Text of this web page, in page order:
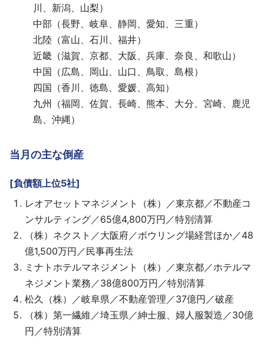
川、新潟、山梨）
中部（長野、岐阜、静岡、愛知、三重）
北陸（富山、石川、福井）
近畿（滋賀、京都、大阪、兵庫、奈良、和歌山）
中国（広島、岡山、山口、鳥取、島根）
四国（香川、徳島、愛媛、高知）
九州（福岡、佐賀、長崎、熊本、大分、宮崎、鹿児
島、沖縄）
当月の主な倒産
[負債額上位5社]
レオアセットマネジメント（株）／東京都／不動産コ
ンサルティング／65億4,800万円／特別清算
（株）ネクスト／大阪府／ボウリング場経営ほか／48
億1,500万円／民事再生法
ミナトホテルマネジメント（株）／東京都／ホテルマ
ネジメント業務／38億800万円／特別清算
松久（株）／岐阜県／不動産管理／37億円／破産
（株）第一繊維／埼玉県／紳士服、婦人服製造／30億
円／特別清算